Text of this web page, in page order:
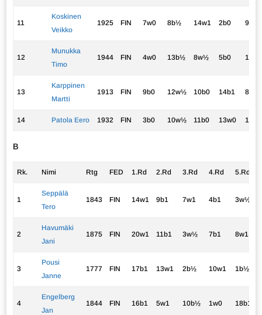
11
Koskinen
Veikko
1925 FIN 7w0 8b½ 14w1 2b0 9b½
12
Munukka
Timo
1944 FIN 4w0 13b½ 8w½ 5b0
13
Karppinen
Martti
1913 FIN 9b0 12w½ 10b0 14b1 8w0
14 Patola Eero 1932 FIN 3b0 10w½ 11b0 13w0
B
Rk. Nimi Rtg FED 1.Rd 2.Rd 3.Rd 4.Rd 5.Rd
1
Seppälä
Tero
1843 FIN 14w1 9b1 7w1 4b1 3w½
2
Havumäki
Jani
1875 FIN 20w1 11b1 3w½ 7b1 8w1
3
Pousi
Janne
1777 FIN 17b1 13w1 2b½ 10w1 1b½
4
Engelberg
Jan
1844 FIN 16b1 5w1 10b½ 1w0 18b1